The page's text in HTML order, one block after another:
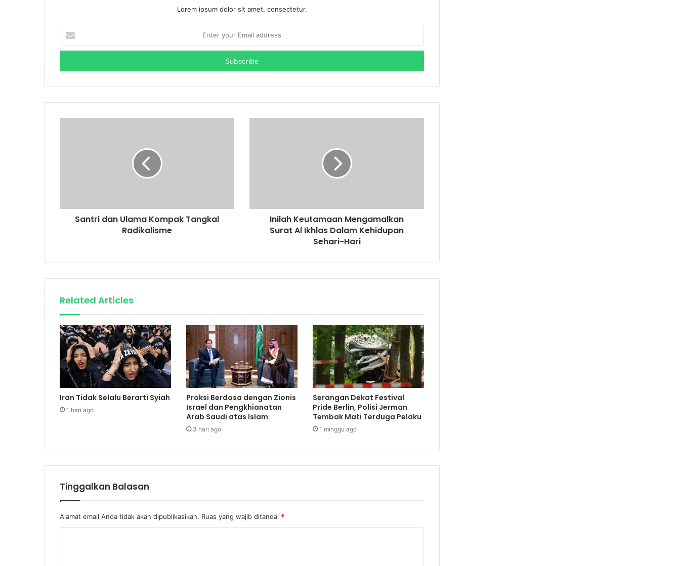
Lorem ipsum dolor sit amet, consectetur.
t
r
u
r
Santri dan Ulama Kompak Tangkal
Radikalisme
Inilah Keutamaan Mengamalkan
Surat Al Ikhlas Dalam Kehidupan
Sehari-Hari
Related Articles
Iran Tidak Selalu Berarti Syiah
1 hari ago
Proksi Berdosa dengan Zionis
Israel dan Pengkhianatan
Arab Saudi atas Islam
3 hari ago
Serangan Dekat Festival
Pride Berlin, Polisi Jerman
Tembak Mati Terduga Pelaku
1 minggu ago
Tinggalkan Balasan
Alamat email Anda tidak akan dipublikasikan. Ruas yang wajib ditandai *